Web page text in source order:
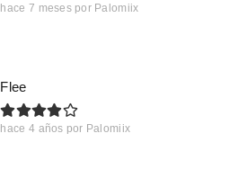
hace 7 meses por Palomiix
Flee
hace 4 años por Palomiix